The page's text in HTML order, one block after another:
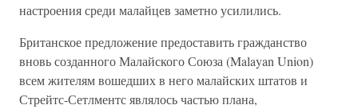
настроения среди малайцев заметно усилились.
Британское предложение предоставить гражданство
вновь созданного Малайского Союза (Malayan Union)
всем жителям вошедших в него малайских штатов и
Стрейтс-Сетлментс являлось частью плана,